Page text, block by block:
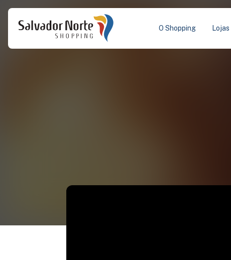
O Shopping Lojas